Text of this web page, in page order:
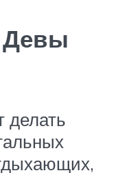
Девы
делать